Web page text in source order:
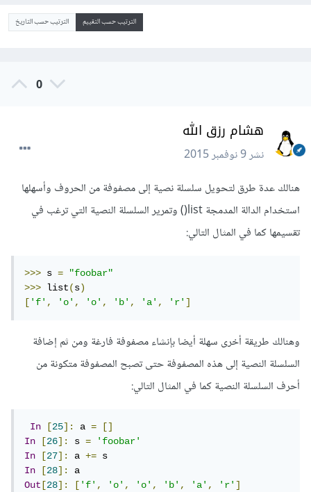
الترتيب حسب التقييم الترتيب حسب التاريخ
0
هشام رزق الله
نشر9 نوفمبر 2015
هنالك عدة طرق لتحويل سلسلة نصية إلى مصفوفة من الحروف وأسهلها
استخدام الدالة المدمجة list() وتمرير السلسلة النصية التي ترغب في
تقسيمها كما في المثال التالي:
>>> s =
"foobar"
>>> list(s)
['f', 'o', 'o', 'b', 'a', 'r']
وهنالك طريقة أخرى سهلة أيضا بإنشاء مصفوفة فارغة ومن ثم إضافة
السلسلة النصية إلى هذه المصفوفة حتى تصبح المصفوفة متكونة من
أحرف السلسلة النصية كما في المثال التالي:
In [25]: a =
[]
In
[26]: s =
'foobar'
In
[27]: a +=
In
[28]:
Out [28]: ['f', 'o', 'o', 'b', 'a', 'r']